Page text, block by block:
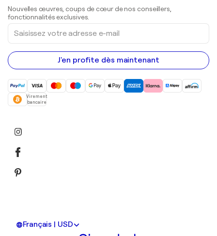
Peintures acryliques
Nouvelles œuvres, coups de cœur de nos conseillers,
fonctionnalités exclusives.
Saisissez
votre
adresse
e-
mail
J'en profite dès maintenant
Virement
bancaire
Français | USD